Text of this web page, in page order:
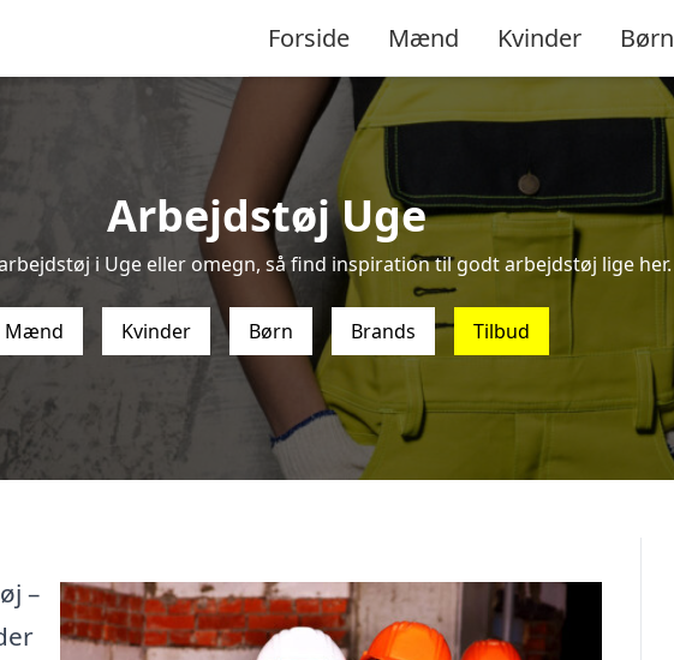
Forside Mænd Kvinder Børn
Arbejdstøj Uge
i Uge eller omegn, så find inspiration til godt arbejdstøj lige her.
Mænd Kvinder Børn Brands Tilbud
–